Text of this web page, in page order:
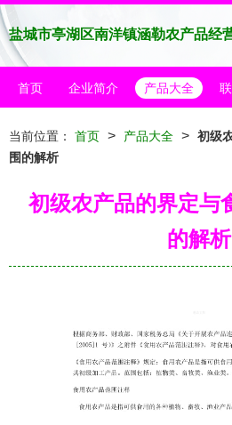
盐城市亭湖区南洋镇涵勒农产品经
首页 企业简介 产品大全
当前位置： 首页 > 产品大全 > 初级
围的解析
初级农产品的界定与
的解析